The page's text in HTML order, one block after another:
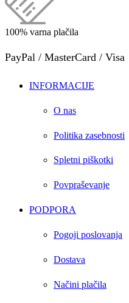
100% varna plačila
PayPal / MasterCard / Visa
INFORMACIJE
O nas
Politika zasebnosti
Spletni piškotki
Povpraševanje
PODPORA
Pogoji poslovanja
Dostava
Načini plačila